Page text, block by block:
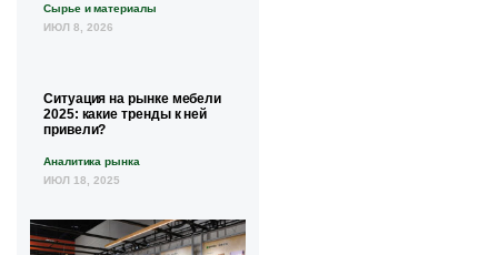
Сырье и материалы
ИЮЛ 8, 2026
Ситуация на рынке мебели
2025: какие тренды к ней
привели?
Аналитика рынка
ИЮЛ 18, 2025